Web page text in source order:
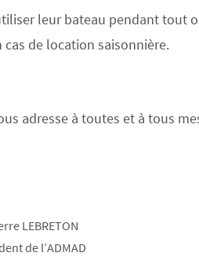
leur bateau pendant tout
de location saisonnière.
adresse à toutes et à tous
LEBRETON
de l’ADMAD